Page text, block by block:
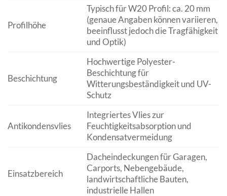
Profilhöhe
Typisch für W20 Profil: ca. 20 mm
(genaue Angaben können variieren,
beeinflusst jedoch die Tragfähigkeit
und Optik)
Beschichtung
Hochwertige Polyester-
Beschichtung für
Witterungsbeständigkeit und UV-
Schutz
Antikondensvlies
Integriertes Vlies zur
Feuchtigkeitsabsorption und
Kondensatvermeidung
Einsatzbereich
Dacheindeckungen für Garagen,
Carports, Nebengebäude,
landwirtschaftliche Bauten,
industrielle Hallen